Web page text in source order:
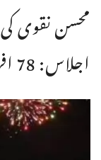
محسن نقوی
اجلاس: 78 افراد کو سول ایوارڈز دینے ...